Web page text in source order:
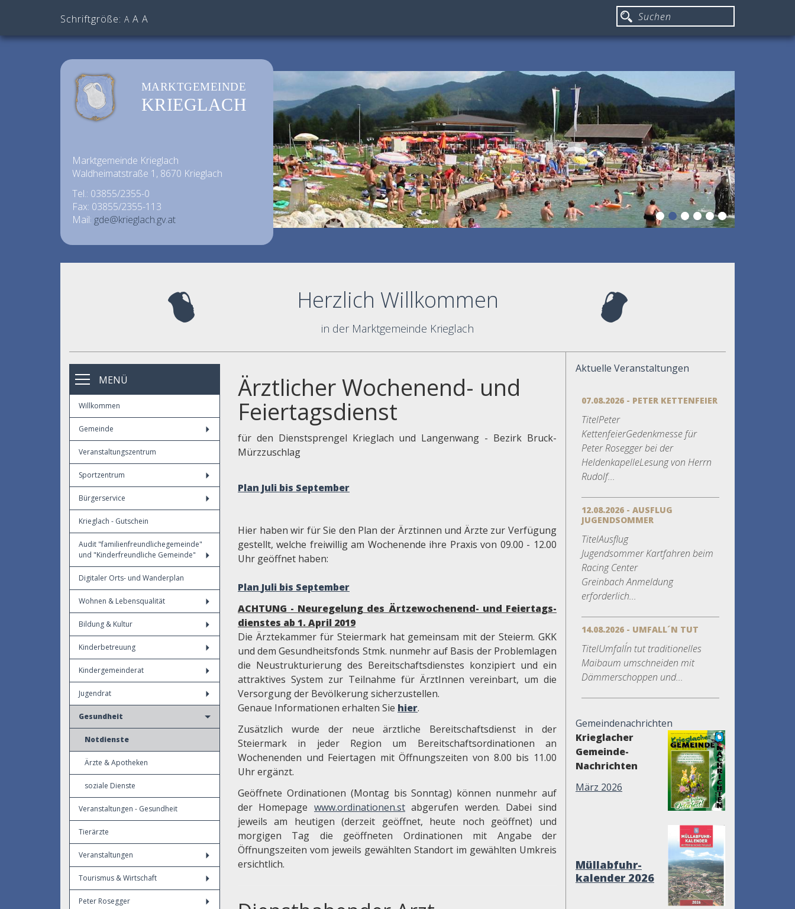
Schriftgröße: A A A
MARKTGEMEINDE
KRIEGLACH
Marktgemeinde Krieglach
Waldheimatstraße 1, 8670 Krieglach
Tel.: 03855/2355-0
Fax: 03855/2355-113
Mail: gde@krieglach.gv.at
Herzlich Willkommen
in der Marktgemeinde Krieglach
MENÜ
Willkommen
Gemeinde
Veranstaltungszentrum
Sportzentrum
Bürgerservice
Krieglach - Gutschein
Audit "familienfreundlichegemeinde"
und "Kinderfreundliche Gemeinde"
Digitaler Orts- und Wanderplan
Wohnen & Lebensqualität
Bildung & Kultur
Kinderbetreuung
Kindergemeinderat
Jugendrat
Gesundheit
Notdienste
Ärzte & Apotheken
soziale Dienste
Veranstaltungen - Gesundheit
Tierärzte
Veranstaltungen
Tourismus & Wirtschaft
Peter Rosegger
Ärztlicher Wochenend- und
Feiertagsdienst
für den Dienstsprengel Krieglach und Langenwang - Bezirk Bruck-
Mürzzuschlag
Plan Juli bis September
Hier haben wir für Sie den Plan der Ärztinnen und Ärzte zur Verfügung
gestellt, welche freiwillig am Wochenende ihre Praxis von 09.00 - 12.00
Uhr geöffnet haben:
Plan Juli bis September
ACHTUNG - Neuregelung des Ärtzewochenend- und Feiertags-
dienstes ab 1. April 2019
Die Ärztekammer für Steiermark hat gemeinsam mit der Steierm. GKK
und dem Gesundheitsfonds Stmk. nunmehr auf Basis der Problemlagen
die Neustrukturierung des Bereitschaftsdienstes konzipiert und ein
attraktives System zur Teilnahme für ÄrztInnen vereinbart, um die
Versorgung der Bevölkerung sicherzustellen.
Genaue Informationen erhalten Sie hier.
Zusätzlich wurde der neue ärztliche Bereitschaftsdienst in der
Steiermark in jeder Region um Bereitschaftsordinationen an
Wochenenden und Feiertagen mit Öffnungszeiten von 8.00 bis 11.00
Uhr ergänzt.
Geöffnete Ordinationen (Montag bis Sonntag) können nunmehr auf
der Homepage www.ordinationen.st abgerufen werden. Dabei sind
jeweils am heutigen (derzeit geöffnet, heute noch geöffnet) und
morgigen Tag die geöffneten Ordinationen mit Angabe der
Öffnungszeiten vom jeweils gewählten Standort im gewählten Umkreis
ersichtlich.
Aktuelle Veranstaltungen
07.08.2026 - PETER KETTENFEIER
TitelPeter
KettenfeierGedenkmesse für
Peter Rosegger bei der
HeldenkapelleLesung von Herrn
Rudolf...
12.08.2026 - AUSFLUG
JUGENDSOMMER
TitelAusflug
Jugendsommer Kartfahren beim
Racing Center
Greinbach Anmeldung
erforderlich...
14.08.2026 - UMFALL´N TUT
TitelUmfall´n tut traditionelles
Maibaum umschneiden mit
Dämmerschoppen und...
Gemeindenachrichten
Krieglacher
Gemeinde-
Nachrichten
März 2026
Müllabfuhr-
kalender 2026